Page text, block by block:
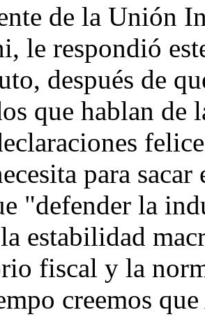
de la Unión
le respondió
después de
que hablan
para
"defender la
estabilidad
fiscal y la
creemos